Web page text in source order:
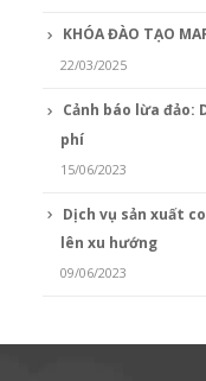
KHÓA ĐÀO TẠO
22/03/2025
Cảnh báo lừa đảo:
phí
15/06/2023
Dịch vụ sản xuất
lên xu hướng
09/06/2023